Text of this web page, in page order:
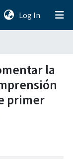
Log In (current)
la
primer